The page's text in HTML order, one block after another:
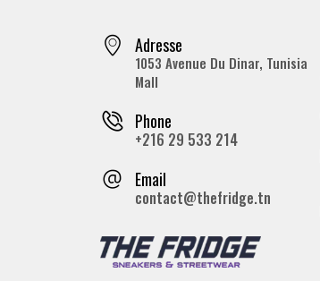
Adresse
1053 Avenue Du Dinar, Tunisia
Mall
Phone
+216 29 533 214
Email
contact@thefridge.tn